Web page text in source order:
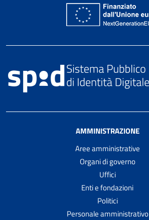
AMMINISTRAZIONE
Aree amministrative
Organi di governo
Uffici
Enti e fondazioni
Politici
Personale amministrativo